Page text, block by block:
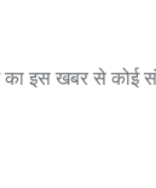
का इस खबर से कोई